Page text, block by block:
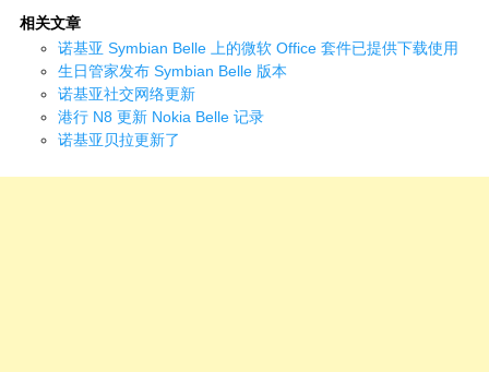
相关文章
诺基亚 Symbian Belle 上的微软 Office 套件已提供下载使用
生日管家发布 Symbian Belle 版本
诺基亚社交网络更新
港行 N8 更新 Nokia Belle 记录
诺基亚贝拉更新了